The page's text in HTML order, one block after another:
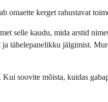
omaette kerget rahustavat
selle kaudu, mida arstid
tähelepanelikku jälgimist.
soovite mõista, kuidas